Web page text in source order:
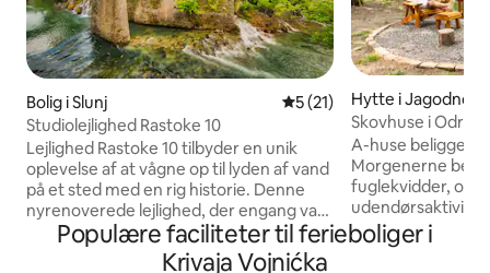
Bolig i Slunj 5 ud af 5 i gennemsnitlig
5 (21)
Studiolejlighed Rastoke 10
Lejlighed Rastoke 10 tilbyder en unik
oplevelse af at vågne op til lyden af vand
på et sted med en rig historie. Denne
nyrenoverede lejlighed, der engang var
hjemsted for en stor møllerslægt, der
var et samlingssted for lokale og
Hytte i Jagodno
Skovhuse i Odra
A-huse
Morgenerne
fuglekvidder, og
tilbyder den
komfort og natur,
Populære faciliteter til ferieboliger i
Krivaja Vojnićka